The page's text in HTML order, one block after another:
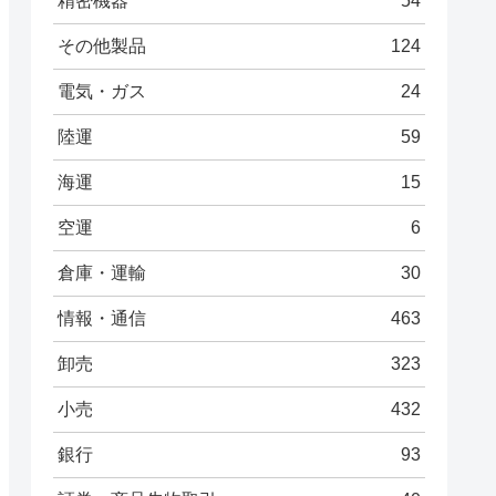
その他製品 124
電気・ガス 24
陸運 59
海運 15
空運 6
倉庫・運輸 30
情報・通信 463
卸売 323
小売 432
銀行 93